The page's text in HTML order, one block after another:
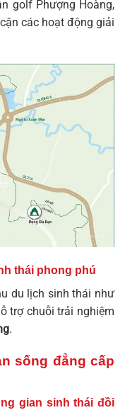
golf Phượng Hoàng,
các hoạt động giải
thái phong phú
du lịch sinh thái như
trợ chuỗi trải nghiệm
.
sống đẳng cấp
gian sinh thái đồi